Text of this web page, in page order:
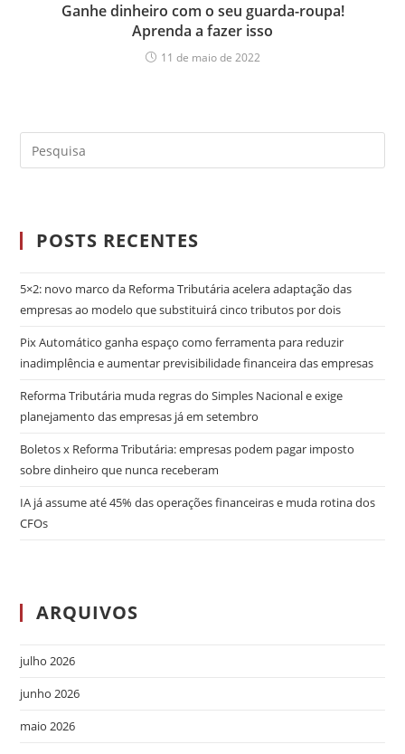
Ganhe dinheiro com o seu guarda-roupa!
Aprenda a fazer isso
11 de maio de 2022
POSTS RECENTES
5×2: novo marco da Reforma Tributária acelera adaptação das
empresas ao modelo que substituirá cinco tributos por dois
Pix Automático ganha espaço como ferramenta para reduzir
inadimplência e aumentar previsibilidade financeira das empresas
Reforma Tributária muda regras do Simples Nacional e exige
planejamento das empresas já em setembro
Boletos x Reforma Tributária: empresas podem pagar imposto
sobre dinheiro que nunca receberam
IA já assume até 45% das operações financeiras e muda rotina dos
CFOs
ARQUIVOS
julho 2026
junho 2026
maio 2026